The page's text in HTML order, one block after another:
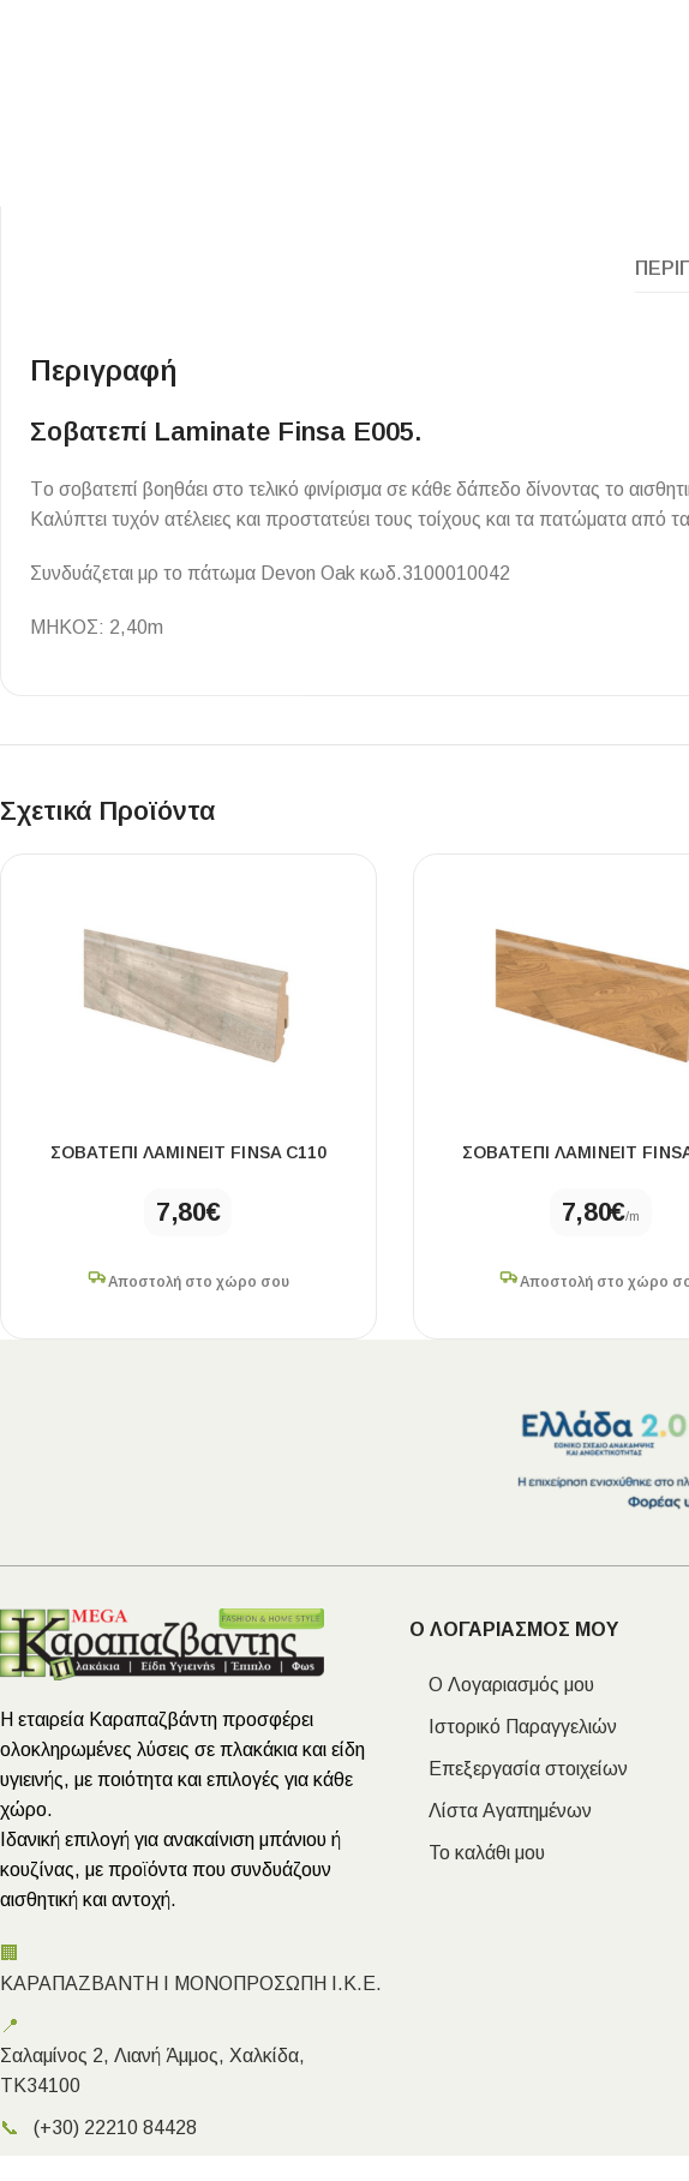
Εσωτερικού Χώρου
Εξωτερικού Χώρου
Τοίχου - Δαπέδου Μπάνιου
Επένδυσης Τοίχου
Ψηφίδες
Τσιμέντο
Περιγραφή
Σοβατεπί Laminate Finsa E005.
Τo σοβατεπί βοηθάει στο τελικό φινίρισμα σε κάθε δάπεδο δίνοντας το
Καλύπτει τυχόν ατέλειες και προστατεύει τους τοίχους και τα πατώματα από
Συνδυάζεται μρ το πάτωμα Devon Oak κωδ.3100010042
ΜΗΚΟΣ: 2,40m
Σχετικά Προϊόντα
ΣΟΒΑΤΕΠΙ ΛΑΜΙΝΕΙΤ FINSA C110
7,80€
Αποστολή στο χώρο σου
ΣΟΒΑΤΕΠΙ ΛΑΜΙΝΕΙΤ
7,80€/m
Αποστολή στο χώρο
Η εταιρεία Καραπαζβάντη προσφέρει
ολοκληρωμένες λύσεις σε πλακάκια και είδη
υγιεινής, με ποιότητα και επιλογές για κάθε
χώρο.
Ιδανική επιλογή για ανακαίνιση μπάνιου ή
κουζίνας, με προϊόντα που συνδυάζουν
αισθητική και αντοχή.
🏢
ΚΑΡΑΠΑΖΒΑΝΤΗ Ι ΜΟΝΟΠΡΟΣΩΠΗ Ι.Κ.Ε.
📍
Σαλαμίνος 2, Λιανή Άμμος, Χαλκίδα,
ΤΚ34100
📞 (+30) 22210 84428
Ο ΛΟΓΑΡΙΑΣΜΟΣ ΜΟΥ
Ο Λογαριασμός μου
Ιστορικό Παραγγελιών
Επεξεργασία στοιχείων
Λίστα Αγαπημένων
Το καλάθι μου